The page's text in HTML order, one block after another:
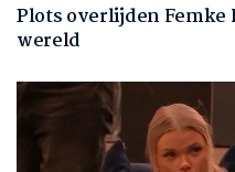
Plots overlijden Femke
wereld